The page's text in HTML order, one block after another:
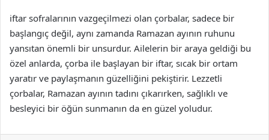
iftar sofralarının vazgeçilmezi olan çorbalar, sadece bir
başlangıç değil, aynı zamanda Ramazan ayının ruhunu
yansıtan önemli bir unsurdur. Ailelerin bir araya geldiği bu
özel anlarda, çorba ile başlayan bir iftar, sıcak bir ortam
yaratır ve paylaşmanın güzelliğini pekiştirir. Lezzetli
çorbalar, Ramazan ayının tadını çıkarırken, sağlıklı ve
besleyici bir öğün sunmanın da en güzel yoludur.